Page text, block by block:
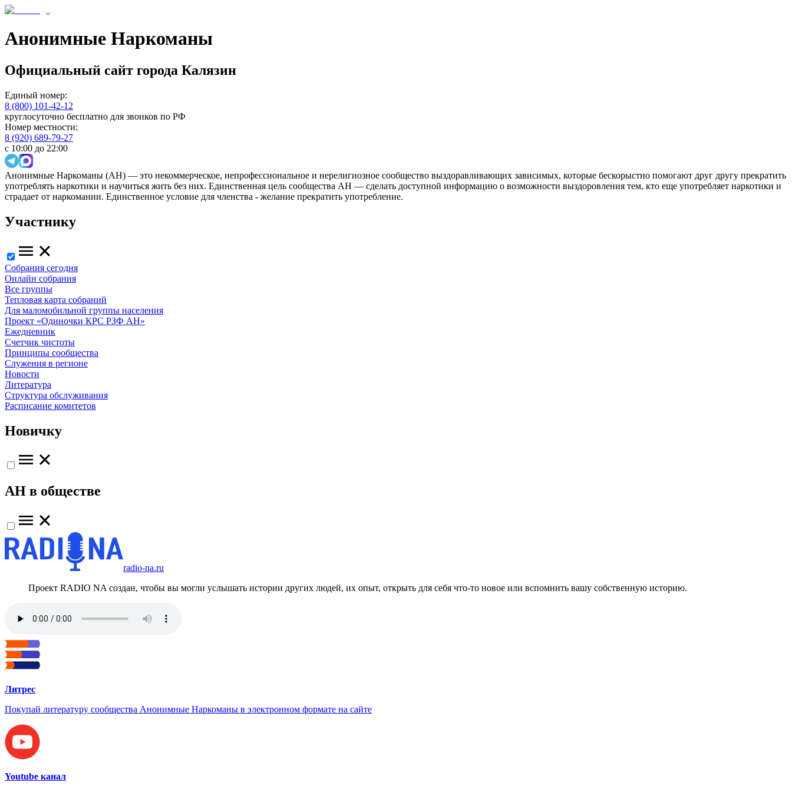
Анонимные Наркоманы
Официальный сайт города Калязин
Единый номер:
8 (800) 101-42-12
круглосуточно бесплатно для звонков по РФ
Номер местности:
8 (920) 689-79-27
с 10:00 до 22:00
Анонимные Наркоманы (АН) — это некоммерческое, непрофессиональное и нерелигиозное сообщество выздоравливающих зависимых, которые бескорыстно помогают друг другу прекратить
употреблять наркотики и научиться жить без них. Единственная цель сообщества АН — сделать доступной информацию о возможности выздоровления тем, кто еще употребляет наркотики и
страдает от наркомании. Единственное условие для членства - желание прекратить употребление.
Участнику
Собрания сегодня
Онлайн собрания
Все группы
Тепловая карта собраний
Для маломобильной группы населения
Проект «Одиночки КРС РЗФ АН»
Ежедневник
Счетчик чистоты
Принципы сообщества
Служения в регионе
Новости
Литература
Структура обслуживания
Расписание комитетов
Новичку
АН в обществе
radio-na.ru
Проект RADIO NA создан, чтобы вы могли услышать истории других людей, их опыт, открыть для себя что-то новое или вспомнить вашу собственную историю.
Литрес
Покупай литературу сообщества Анонимные Наркоманы в электронном формате на сайте
Youtube канал